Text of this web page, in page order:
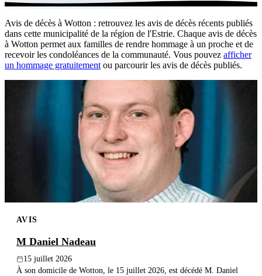
International
Par région
Par ville
Publier un avis
Avis de décès à Wotton : retrouvez les avis de décès récents publiés
dans cette municipalité de la région de l'Estrie. Chaque avis de décès
à Wotton permet aux familles de rendre hommage à un proche et de
recevoir les condoléances de la communauté. Vous pouvez afficher
un hommage gratuitement ou parcourir les avis de décès publiés.
AVIS
M Daniel Nadeau
15 juillet 2026
À son domicile de Wotton, le 15 juillet 2026, est décédé M. Daniel